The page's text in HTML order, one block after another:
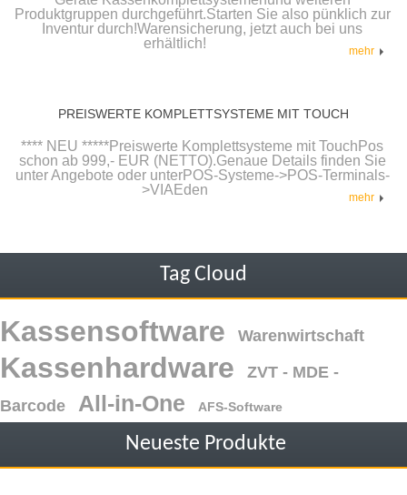
Produktgruppen durchgeführt.Starten Sie also pünklich zur
Inventur durch!Warensicherung, jetzt auch bei uns
erhältlich!
mehr
PREISWERTE KOMPLETTSYSTEME MIT TOUCH
**** NEU *****Preiswerte Komplettsysteme mit TouchPos
schon ab 999,- EUR (NETTO).Genaue Details finden Sie
unter Angebote oder unterPOS-Systeme->POS-Terminals-
>VIAEden
mehr
Tag Cloud
Kassensoftware Warenwirtschaft
Kassenhardware
ZVT - MDE -
Barcode
All-in-One AFS-Software
Neueste Produkte